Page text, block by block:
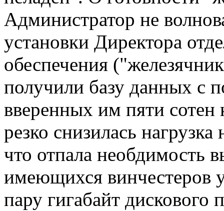
Администратор не
установки Директора
обеспечения
получили базу данных с
вверенных им пяти
резко снизилась
что отпала необдимость
имеющихся винчестеров
пару гигабайт дискового